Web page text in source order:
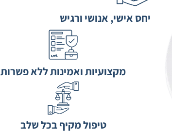
יחס אישי, אנושי ורגיש
מקצועיות ואמינות ללא פשרות
טיפול מקיף בכל שלב